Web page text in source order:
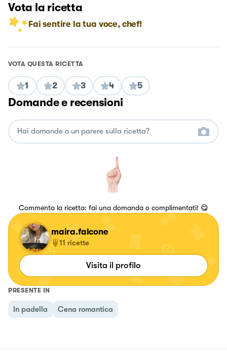
Vota la ricetta
Fai sentire la tua voce, chef!
VOTA QUESTA RICETTA
1 2 3 4 5
Domande e recensioni
Commenta la ricetta: fai una domanda o complimentati! 😋
maira.falcone
11 ricette
Visita il profilo
PRESENTE IN
In padella Cena romantica